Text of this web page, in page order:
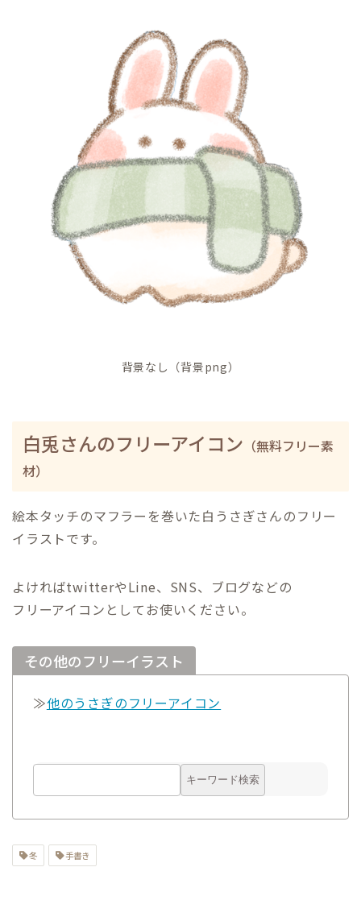
背景なし（背景png）
白兎さんのフリーアイコン （無料フリー素
材）
絵本タッチのマフラーを巻いた白うさぎさんのフリー
イラストです。
よければtwitterやLine、SNS、ブログなどの
フリーアイコンとしてお使いください。
その他のフリーイラスト
≫他のうさぎのフリーアイコン
冬 手書き